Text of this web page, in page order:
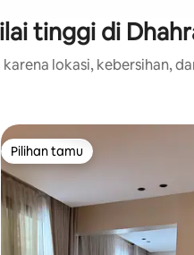
tinggi di
lokasi, kebersihan,
Pilihan tamu
Pilihan tamu